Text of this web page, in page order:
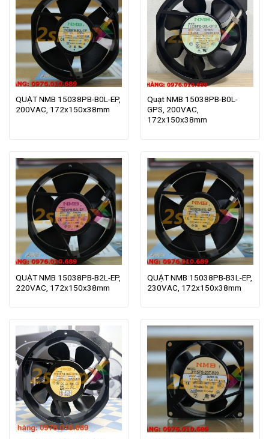
QUẠT NMB 15038PB-B0L-EP,
200VAC, 172x150x38mm
Quạt NMB 15038PB-B0L-
GPS, 200VAC,
172x150x38mm
QUẠT NMB 15038PB-B2L-EP,
220VAC, 172x150x38mm
QUẠT NMB 15038PB-B3L-EP,
230VAC, 172x150x38mm